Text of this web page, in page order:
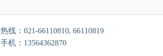
热线：021-66110810, 66110819
手机：13564362870